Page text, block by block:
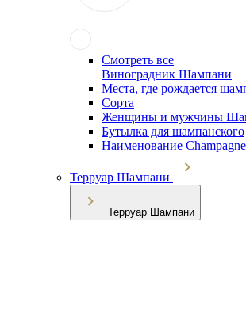
Смотреть все
Виноградник Шампани
Места, где рождается
Сорта
Женщины и мужчины
Бутылка для шампанского
Наименование Champagne
Терруар Шампани
Терруар Шампани